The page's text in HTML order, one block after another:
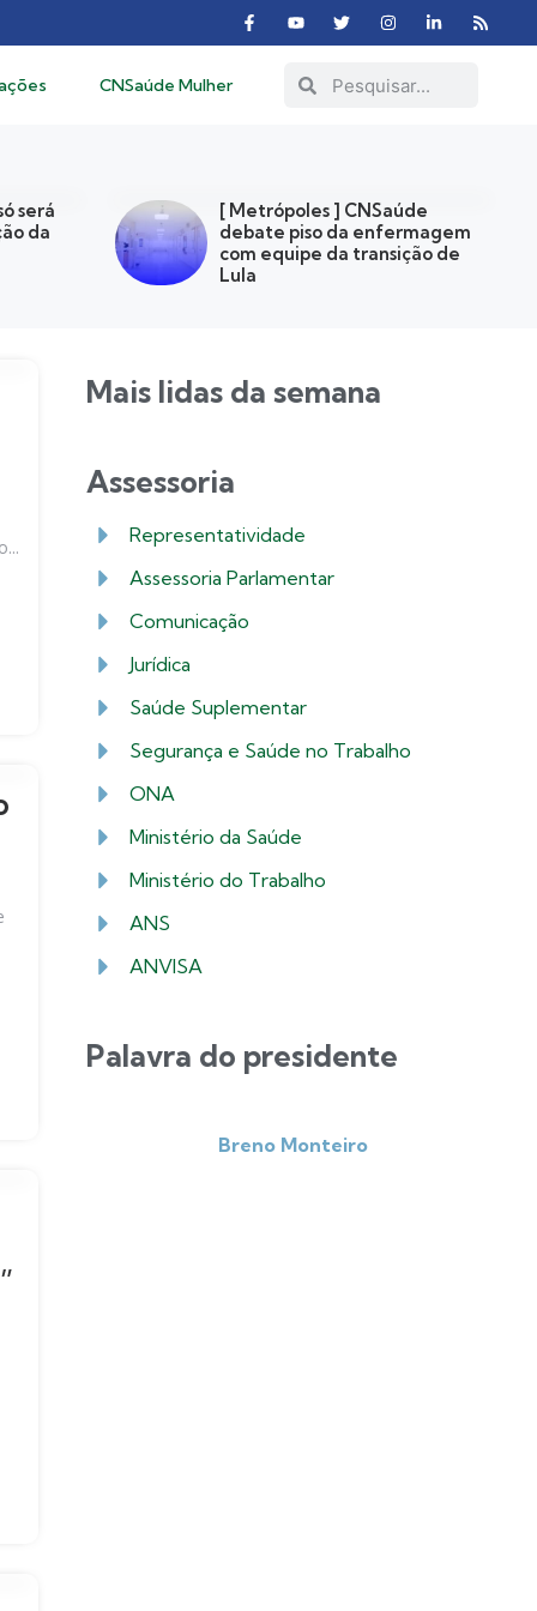
CNSaúde Mulher
será
da
[ Metrópoles ] CNSaúde
debate piso da enfermagem
com equipe da transição de
Lula
Mais lidas da semana
Assessoria
Representatividade
Assessoria Parlamentar
Comunicação
Jurídica
Saúde Suplementar
Segurança e Saúde no Trabalho
ONA
Ministério da Saúde
Ministério do Trabalho
ANS
ANVISA
Palavra do presidente
Breno Monteiro